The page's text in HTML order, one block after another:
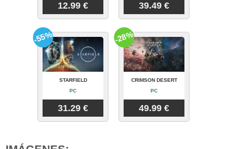
12.99 € 39.49 €
STARFIELD
PC
31.29 €
-55%
CRIMSON DESERT
PC
49.99 €
-28%